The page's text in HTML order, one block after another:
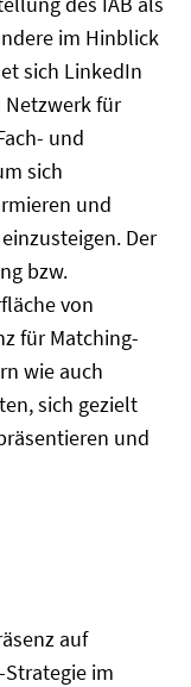
im Hinblick
sich LinkedIn
für
und
sich
und
Der
bzw.
von
für Matching-
wie auch
sich gezielt
und
auf
im